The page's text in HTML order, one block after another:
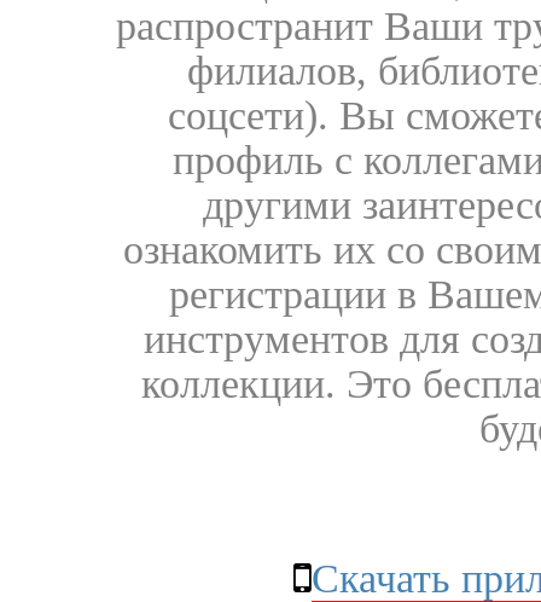
распространит Ваши
филиалов,
соцсети). Вы
профиль с
другими
ознакомить их со
регистрации в
инструментов для
коллекции. Это
Скачать